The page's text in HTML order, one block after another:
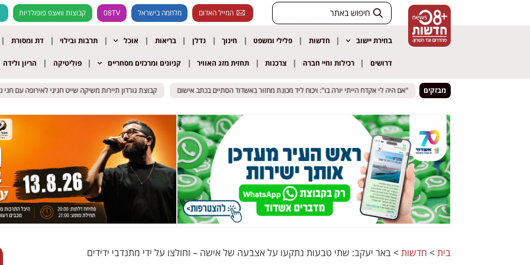
המייל האדום מלחמה בישראל 08TV קבוצות וואצפ פופולריות
בחירת יישוב חדשות פלילי ומשפט חינוך נדלן בריאות אוכל תרבות ובילוי דת ומסורת
דרושים רכילות וחיי חברה צרכנות תחזית מזג האוויר קניונים ומרכזים מסחריים פוליטיקה הריון ולידה
מבזקים ואיים לדקור עובר אורח "אם היה לי אקדח הייתי יורה בו": ויכוח ליד מכונת מחזור באשדוד הסתיים בכתב אישום קבוצת גורדון תיירות משיקה שייט חגיגי לאירופה עם חני ואיים לדקור עובר אורח "אם היה לי אקדח הייתי יורה בו": ויכוח ליד מכונת מחזור באשדוד הסתיים בכתב אישום קבוצת גורדון תיירות משיקה שייט חגיגי לאירופה עם חני
בית> חדשות>באר יעקב: שתי טבעות נתקעו על אצבעה של אישה – וחולצו על ידי מתנדבי ידידים